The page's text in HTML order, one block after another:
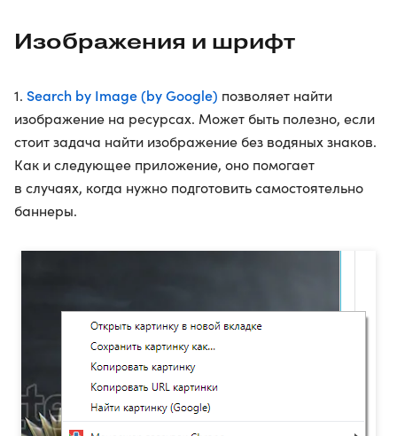
Изображения и шрифт
1. Search by Image (by Google) позволяет найти
изображение на ресурсах. Может быть полезно, если
стоит задача найти изображение без водяных знаков.
Как и следующее приложение, оно помогает
в случаях, когда нужно подготовить самостоятельно
баннеры.